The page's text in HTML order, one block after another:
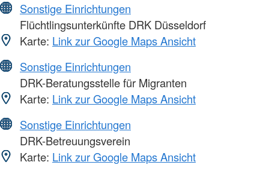
Sonstige Einrichtungen
Flüchtlingsunterkünfte DRK Düsseldorf
Karte: Link zur Google Maps Ansicht
Sonstige Einrichtungen
DRK-Beratungsstelle für Migranten
Karte: Link zur Google Maps Ansicht
Sonstige Einrichtungen
DRK-Betreuungsverein
Karte: Link zur Google Maps Ansicht